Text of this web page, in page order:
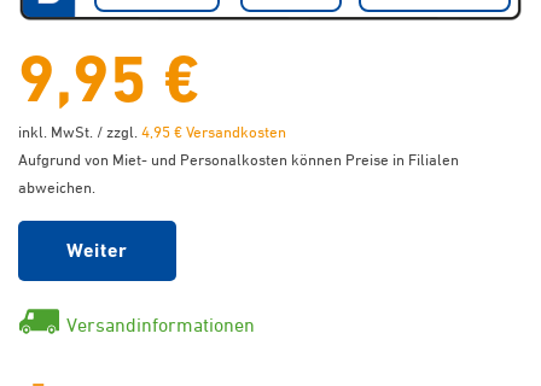
9,95 €
inkl. MwSt. / zzgl. 4,95 € Versandkosten
Aufgrund von Miet- und Personalkosten können Preise in Filialen
abweichen.
Weiter
Versandinformationen